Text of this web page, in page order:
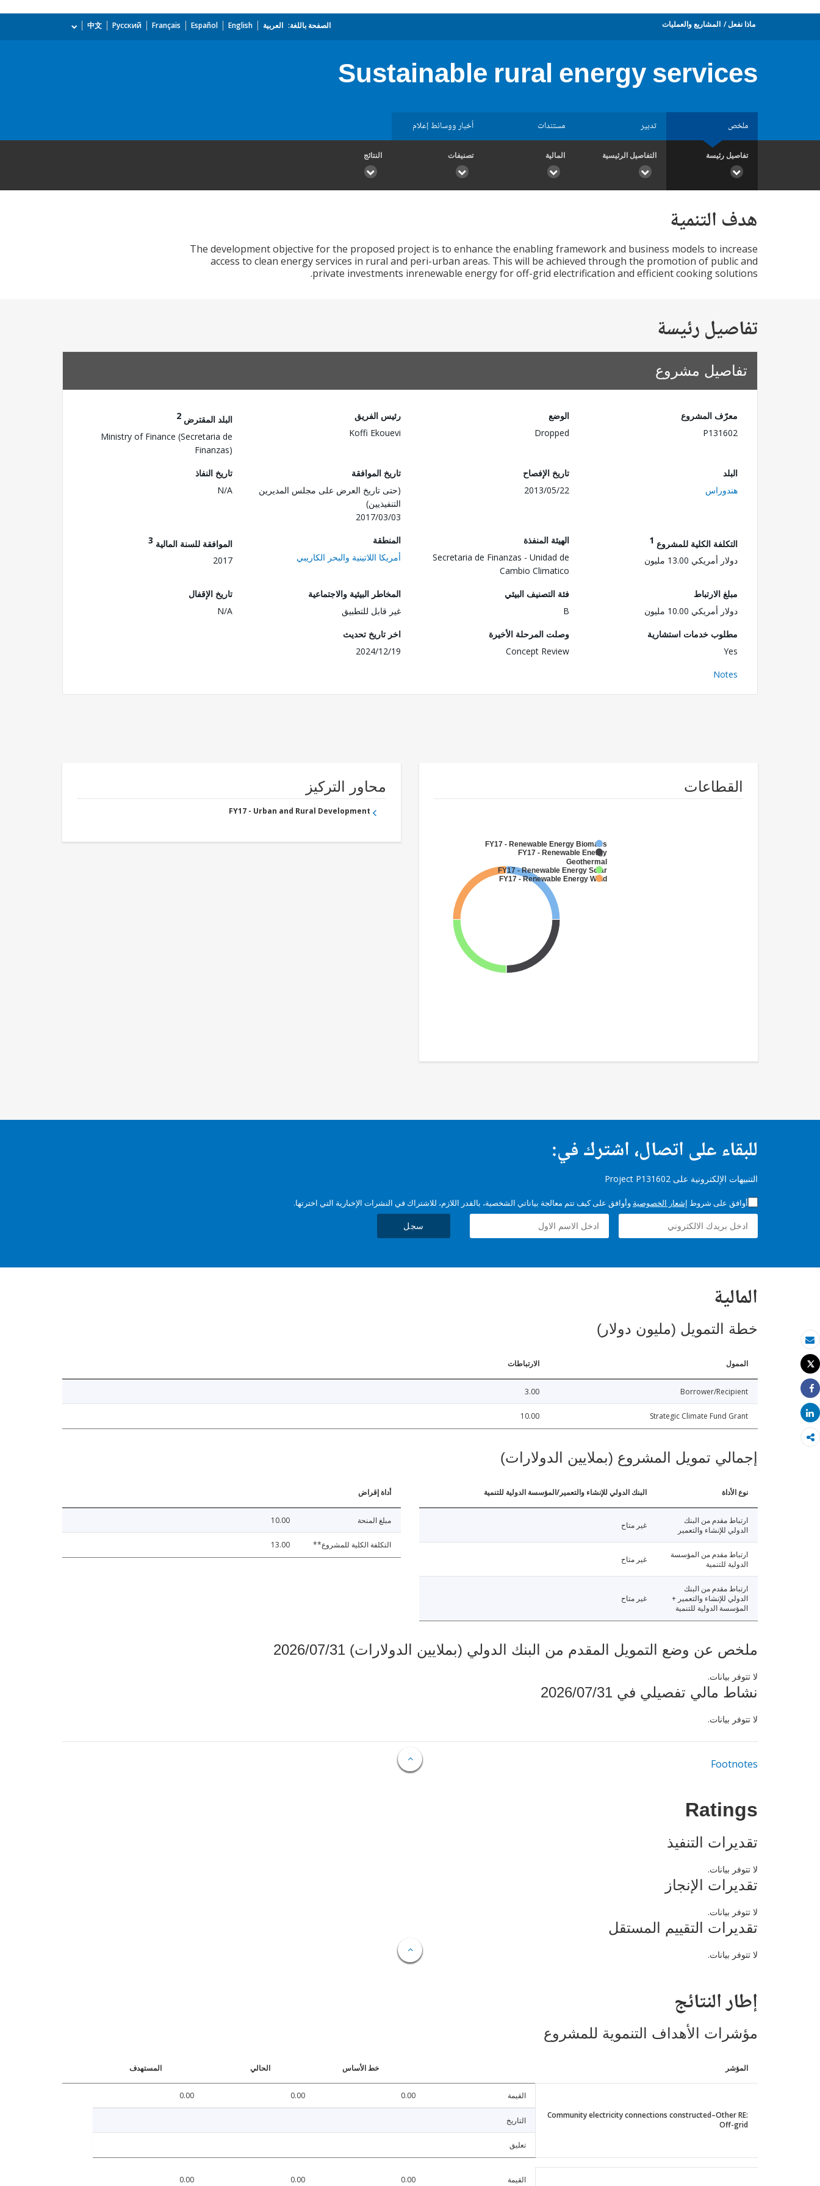
بريد الكتروني
طباعة
Tweet
Share
Share
ماذا نفعل المشاريع والعمليات الصفحة باللغة: العربية English
Español
Français
Русский
中文
Sustainable rural energy services
ملخص تدبير مستندات أخبار ووسائط إعلام
تفاصيل رئيسة التفاصيل الرئيسية المالية تصنيفات النتائج
هدف التنمية
The development objective for the proposed project is to enhance the enabling framework and business models to increase
access to clean energy services in rural and peri-urban areas. This will be achieved through the promotion of public and
private investments inrenewable energy for off-grid electrification and efficient cooking solutions.
تفاصيل رئيسة
تفاصيل مشروع
معرّف المشروع
P131602
الوضع
Dropped
رئيس الفريق
Koffi Ekouevi
البلد المقترض 2
Ministry of Finance (Secretaria de
Finanzas)
البلد
هندوراس
تاريخ الإفصاح
2013/05/22
تاريخ الموافقة
(حتى تاريخ العرض على مجلس المديرين
التنفيذيين)
2017/03/03
تاريخ النفاذ
N/A
التكلفة الكلية للمشروع 1
دولار أمريكي 13.00 مليون
الهيئة المنفذة
Secretaria de Finanzas - Unidad de
Cambio Climatico
المنطقة
أمريكا اللاتينية والبحر الكاريبي
الموافقة للسنة المالية 3
2017
مبلغ الارتباط
دولار أمريكي 10.00 مليون
فئة التصنيف البيئي
B
المخاطر البيئية والاجتماعية
غير قابل للتطبيق
تاريخ الإقفال
N/A
مطلوب خدمات استشارية
Yes
وصلت المرحلة الأخيرة
Concept Review
اخر تاريخ تحديث
2024/12/19
Notes
القطاعات
FY17 - Renewable Energy Biomass
FY17 - Renewable Energy
Geothermal
FY17 - Renewable Energy Solar
FY17 - Renewable Energy Wind
محاور التركيز
FY17 - Urban and Rural Development
للبقاء على اتصال، اشترك في:
التنبيهات الإلكترونية على Project P131602
أوافق على شروط إشعار الخصوصية وأوافق على كيف تتم معالجة بياناتي الشخصية، بالقدر اللازم، للاشتراك في النشرات الإخبارية التي اخترتها.
سجل
المالية
خطة التمويل (مليون دولار)
الممول الارتباطات
Borrower/Recipient
3.00
Strategic Climate Fund Grant
10.00
إجمالي تمويل المشروع (بملايين الدولارات)
نوع الأداة البنك الدولي للإنشاء والتعمير/المؤسسة الدولية للتنمية
ارتباط مقدم من البنك
الدولي للإنشاء والتعمير
غير متاح
ارتباط مقدم من المؤسسة
الدولية للتنمية
غير متاح
ارتباط مقدم من البنك
الدولي للإنشاء والتعمير +
المؤسسة الدولية للتنمية
غير متاح
أداة إقراض
مبلغ المنحة 10.00
التكلفة الكلية للمشروع** 13.00
ملخص عن وضع التمويل المقدم من البنك الدولي (بملايين الدولارات) 2026/07/31
لا تتوفر بيانات.
نشاط مالي تفصيلي في 2026/07/31
لا تتوفر بيانات.
Footnotes
Ratings
تقديرات التنفيذ
لا تتوفر بيانات.
تقديرات الإنجاز
لا تتوفر بيانات.
تقديرات التقييم المستقل
لا تتوفر بيانات.
إطار النتائج
مؤشرات الأهداف التنموية للمشروع
المؤشر خط الأساس الحالي المستهدف
Community electricity connections constructed–Other RE:
Off-grid
القيمة 0.00
0.00
0.00
التاريخ
تعليق
القيمة 0.00
0.00
0.00